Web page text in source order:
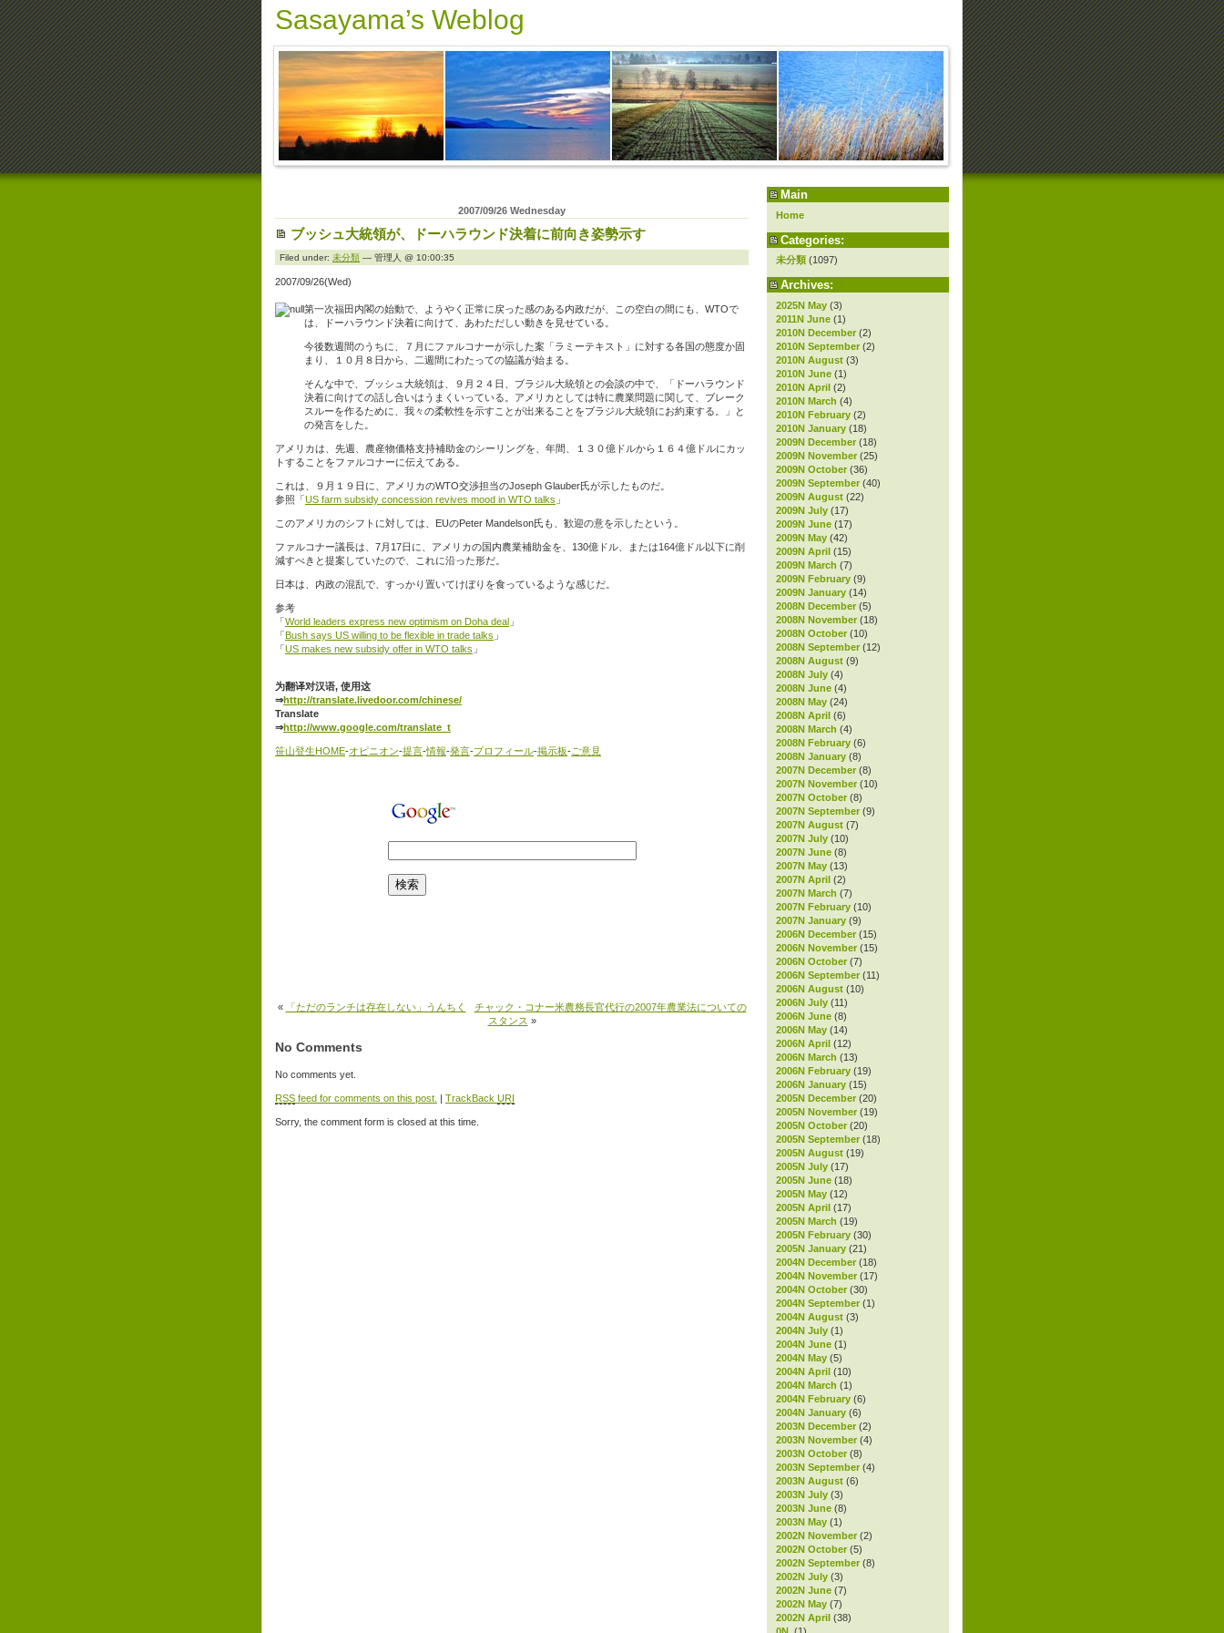
Sasayama’s Weblog
Main
Home
Categories:
未分類 (1097)
Archives:
2025N May (3)
2011N June (1)
2010N December (2)
2010N September (2)
2010N August (3)
2010N June (1)
2010N April (2)
2010N March (4)
2010N February (2)
2010N January (18)
2009N December (18)
2009N November (25)
2009N October (36)
2009N September (40)
2009N August (22)
2009N July (17)
2009N June (17)
2009N May (42)
2009N April (15)
2009N March (7)
2009N February (9)
2009N January (14)
2008N December (5)
2008N November (18)
2008N October (10)
2008N September (12)
2008N August (9)
2008N July (4)
2008N June (4)
2008N May (24)
2008N April (6)
2008N March (4)
2008N February (6)
2008N January (8)
2007N December (8)
2007N November (10)
2007N October (8)
2007N September (9)
2007N August (7)
2007N July (10)
2007N June (8)
2007N May (13)
2007N April (2)
2007N March (7)
2007N February (10)
2007N January (9)
2006N December (15)
2006N November (15)
2006N October (7)
2006N September (11)
2006N August (10)
2006N July (11)
2006N June (8)
2006N May (14)
2006N April (12)
2006N March (13)
2006N February (19)
2006N January (15)
2005N December (20)
2005N November (19)
2005N October (20)
2005N September (18)
2005N August (19)
2005N July (17)
2005N June (18)
2005N May (12)
2005N April (17)
2005N March (19)
2005N February (30)
2005N January (21)
2004N December (18)
2004N November (17)
2004N October (30)
2004N September (1)
2004N August (3)
2004N July (1)
2004N June (1)
2004N May (5)
2004N April (10)
2004N March (1)
2004N February (6)
2004N January (6)
2003N December (2)
2003N November (4)
2003N October (8)
2003N September (4)
2003N August (6)
2003N July (3)
2003N June (8)
2003N May (1)
2002N November (2)
2002N October (5)
2002N September (8)
2002N July (3)
2002N June (7)
2002N May (7)
2002N April (38)
2007/09/26 Wednesday
ブッシュ大統領が、ドーハラウンド決着に前向き姿勢示す
Filed under: 未分類 — 管理人 @ 10:00:35
2007/09/26(Wed)
第一次福田内閣の始動で、ようやく正常に戻った感のある内政だが、この空白の間にも、WTOで
は、ドーハラウンド決着に向けて、あわただしい動きを見せている。
今後数週間のうちに、７月にファルコナーが示した案「ラミーテキスト」に対する各国の態度か固
まり、１０月８日から、二週間にわたっての協議が始まる。
そんな中で、ブッシュ大統領は、９月２４日、ブラジル大統領との会談の中で、「ドーハラウンド
決着に向けての話し合いはうまくいっている。アメリカとしては特に農業問題に関して、ブレーク
スルーを作るために、我々の柔軟性を示すことが出来ることをブラジル大統領にお約束する。」と
の発言をした。
アメリカは、先週、農産物価格支持補助金のシーリングを、年間、１３０億ドルから１６４億ドルにカッ
トすることをファルコナーに伝えてある。
これは、９月１９日に、アメリカのWTO交渉担当のJoseph Glauber氏が示したものだ。
参照「US farm subsidy concession revives mood in WTO talks 」
このアメリカのシフトに対しては、EUのPeter Mandelson氏も、歓迎の意を示したという。
ファルコナー議長は、7月17日に、アメリカの国内農業補助金を、130億ドル、または164億ドル以下に削
減すべきと提案していたので、これに沿った形だ。
日本は、内政の混乱で、すっかり置いてけぼりを食っているような感じだ。
参考
「World leaders express new optimism on Doha deal 」
「Bush says US willing to be flexible in trade talks 」
「US makes new subsidy offer in WTO talks 」
为翻译对汉语, 使用这
⇒http://translate.livedoor.com/chinese/
Translate
⇒http://www.google.com/translate_t
笹山登生HOME-オピニオン-提言-情報-発言-プロフィール-掲示板-ご意見
« 「ただのランチは存在しない」うんちく
チャック・コナー米農務長官代行の2007年農業法についての
スタンス »
No Comments
No comments yet.
RSS feed for comments on this post. | TrackBack URI
Sorry, the comment form is closed at this time.